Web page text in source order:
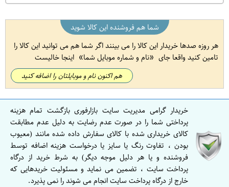
شما هم فروشنده این کالا شوید
هر روزه صدها خریدار این کالا را می بینند اگر شما هم می توانید این کالا را
تامین کنید واقعا جای
نام و شماره موبایل شما اینجا خالیست
هم اکنون نام و موبایلتان را اضافه کنید
خریدار گرامی مدیریت سایت بازارفوری بازگشت تمام هزینه
پرداختی شما را در صورت عدم رضایت به دلیل عدم مطابقت
کالای خریداری شده با کالای سفارش داده شده مانند (معیوب
بودن ، تفاوت رنگ یا سایز یا درخواست هزینه اضافه توسط
فروشنده و یا هر دلیل موجه دیگر) به شرط خرید از درگاه
پرداخت سایت ، تضمین می نماید و مسئولیت خریدهایی که
خارج از درگاه پرداخت سایت انجام می شوند را نمی پذیرد.